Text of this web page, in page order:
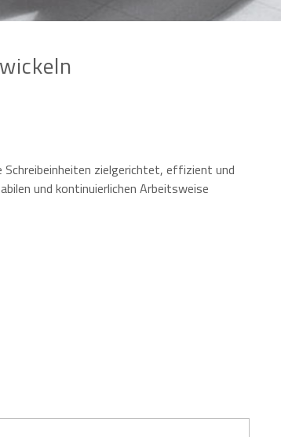
zielgerichtet, effizient und
und kontinuierlichen Arbeitsweise